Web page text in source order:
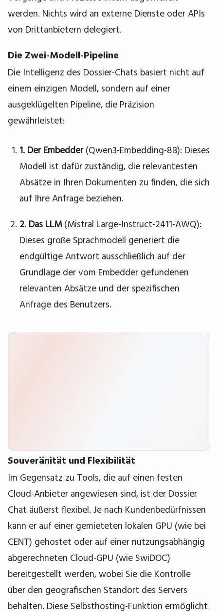
werden. Nichts wird an externe Dienste oder APIs
von Drittanbietern delegiert.
Die Zwei-Modell-Pipeline
Die Intelligenz des Dossier-Chats basiert nicht auf
einem einzigen Modell, sondern auf einer
ausgeklügelten Pipeline, die Präzision
gewährleistet:
1. Der Embedder(Qwen3-Embedding-8B): Dieses
Modell ist dafür zuständig, die relevantesten
Absätze in Ihren Dokumenten zu finden, die sich
auf Ihre Anfrage beziehen.
2. Das LLM(Mistral Large-Instruct-2411-AWQ):
Dieses große Sprachmodell generiert die
endgültige Antwort ausschließlich auf der
Grundlage der vom Embedder gefundenen
relevanten Absätze und der spezifischen
Anfrage des Benutzers.
Souveränität und Flexibilität
Im Gegensatz zu Tools, die auf einen festen
Cloud-Anbieter angewiesen sind, ist der Dossier
Chat äußerst flexibel. Je nach Kundenbedürfnissen
kann er auf einer gemieteten lokalen GPU (wie bei
CENT) gehostet oder auf einer nutzungsabhängig
abgerechneten Cloud-GPU (wie SwiDOC)
bereitgestellt werden, wobei Sie die Kontrolle
über den geografischen Standort des Servers
behalten. Diese Selbsthosting-Funktion ermöglicht